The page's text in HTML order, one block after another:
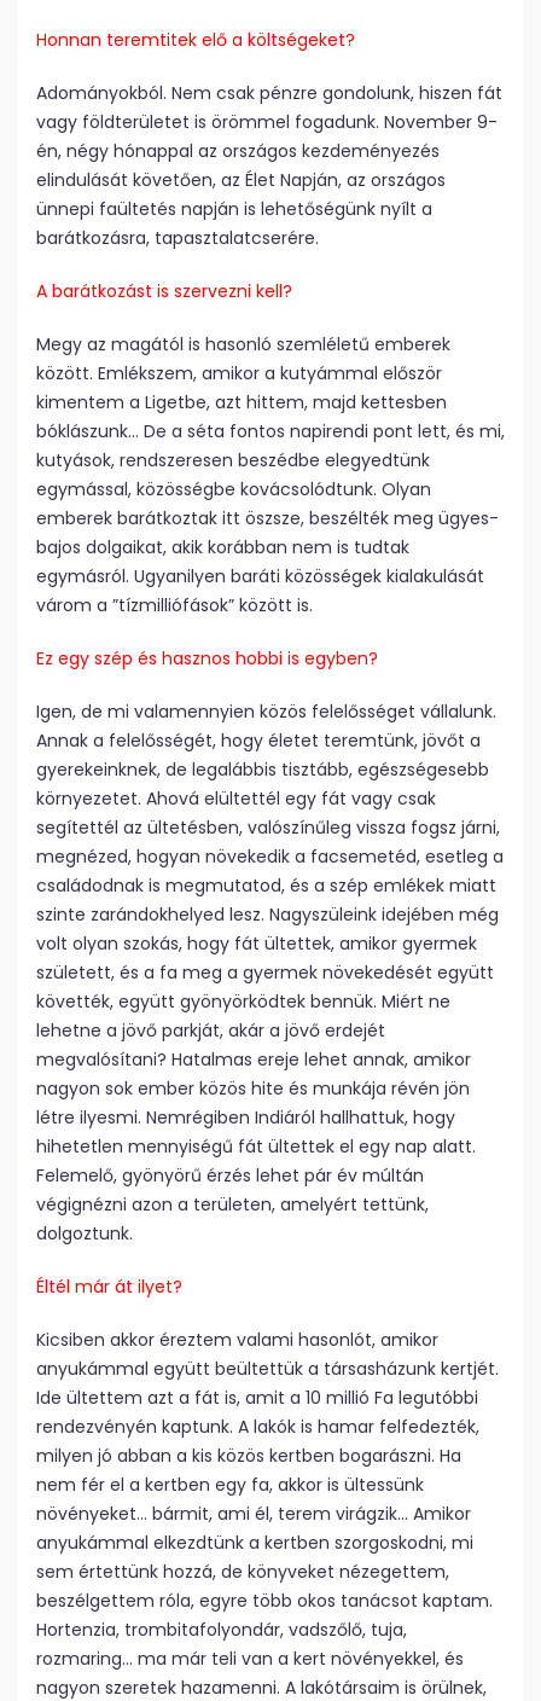
Honnan teremtitek elő a költségeket?
Adományokból. Nem csak pénzre gondolunk, hiszen fát
vagy földterületet is örömmel fogadunk. November 9­
én, négy hónappal az országos kezdeményezés
elindulását követően, az Élet Napján, az országos
ünnepi faültetés napján is lehetőségünk nyílt a
barátkozásra, tapasztalatcserére.
A barátkozást is szervezni kell?
Megy az magától is hasonló szemléletű emberek
között. Emlékszem, amikor a kutyámmal először
kimentem a Ligetbe, azt hittem, majd kettesben
bóklászunk… De a séta fontos napirendi pont lett, és mi,
kutyások, rendszeresen beszédbe elegyedtünk
egymással, közösségbe kovácsolódtunk. Olyan
emberek barátkoztak itt öszsze, beszélték meg ügyes­
bajos dolgaikat, akik korábban nem is tudtak
egymásról. Ugyanilyen baráti közösségek kialakulását
várom a ”tízmilliófások” között is.
Ez egy szép és hasznos hobbi is egyben?
Igen, de mi valamennyien közös felelősséget vállalunk.
Annak a felelősségét, hogy életet teremtünk, jövőt a
gyerekeinknek, de legalábbis tisztább, egészségesebb
környezetet. Ahová elültettél egy fát vagy csak
segítettél az ültetésben, valószínűleg vissza fogsz járni,
megnézed, hogyan növekedik a facsemetéd, esetleg a
családodnak is megmutatod, és a szép emlékek miatt
szinte zarándokhelyed lesz. Nagyszüleink idejében még
volt olyan szokás, hogy fát ültettek, amikor gyermek
született, és a fa meg a gyermek növekedését együtt
követték, együtt gyönyörködtek bennük. Miért ne
lehetne a jövő parkját, akár a jövő erdejét
megvalósítani? Hatalmas ereje lehet annak, amikor
nagyon sok ember közös hite és munkája révén jön
létre ilyesmi. Nemrégiben Indiáról hallhattuk, hogy
hihetetlen mennyiségű fát ültettek el egy nap alatt.
Felemelő, gyönyörű érzés lehet pár év múltán
végignézni azon a területen, amelyért tettünk,
dolgoztunk.
Éltél már át ilyet?
Kicsiben akkor éreztem valami hasonlót, amikor
anyukámmal együtt beültettük a társasházunk kertjét.
Ide ültettem azt a fát is, amit a 10 millió Fa legutóbbi
rendezvényén kaptunk. A lakók is hamar felfedezték,
milyen jó abban a kis közös kertben bogarászni. Ha
nem fér el a kertben egy fa, akkor is ültessünk
növényeket… bármit, ami él, terem virágzik… Amikor
anyukámmal elkezdtünk a kertben szorgoskodni, mi
sem értettünk hozzá, de könyveket nézegettem,
beszélgettem róla, egyre több okos tanácsot kaptam.
Hortenzia, trombitafolyondár, vadszőlő, tuja,
rozmaring… ma már teli van a kert növényekkel, és
nagyon szeretek hazamenni. A lakótársaim is örülnek,